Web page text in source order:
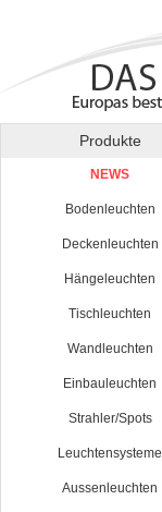
Produkte
NEWS
Bodenleuchten
Deckenleuchten
Hängeleuchten
Tischleuchten
Wandleuchten
Einbauleuchten
Strahler/Spots
Leuchtensysteme
Aussenleuchten